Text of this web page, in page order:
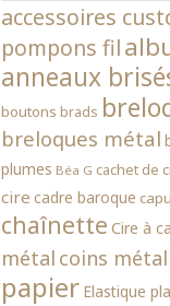
accessoires
pompons fil
anneaux
boutons brads
breloques métal
plumes Béa G cachet de
cire cadre baroque
chaînette Cire à
métal coins métal
papier Elastique